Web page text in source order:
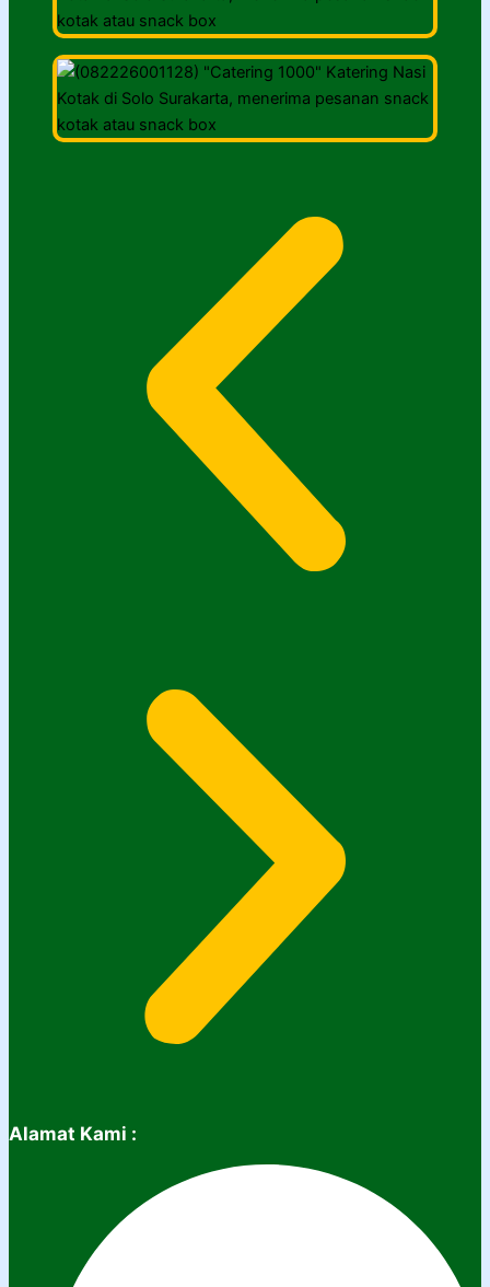
Alamat Kami :